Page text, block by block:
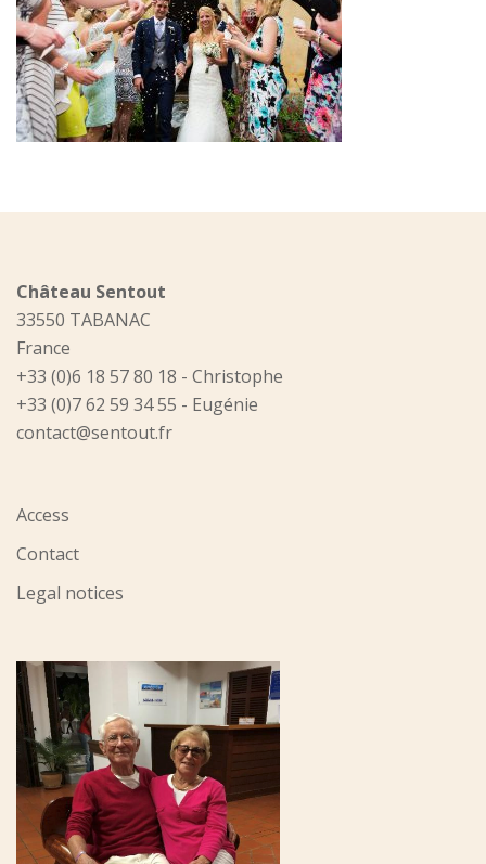
Château Sentout
33550 TABANAC
France
+33 (0)6 18 57 80 18 - Christophe
+33 (0)7 62 59 34 55 - Eugénie
contact@sentout.fr
Access
Contact
Legal notices